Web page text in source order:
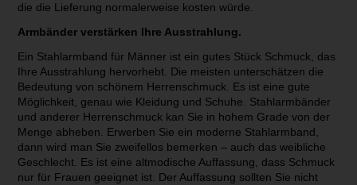
die die Lieferung normalerweise kosten würde.
Armbänder verstärken Ihre Ausstrahlung.
Ein Stahlarmband für Männer ist ein gutes Stück Schmuck, das
Ihre Ausstrahlung hervorhebt. Die meisten unterschätzen die
Bedeutung von schönem Herrenschmuck. Es ist eine gute
Möglichkeit, genau wie Kleidung und Schuhe. Stahlarmbänder
und anderer Herrenschmuck kan Sie in hohem Grade von der
Menge abheben. Erwerben Sie ein moderne Stahlarmband,
dann wird man Sie zweifellos bemerken – auch das weibliche
Geschlecht. Es ist eine altmodische Auffassung, dass Schmuck
nur für Frauen geeignet ist. Der Auffassung sollten Sie nicht